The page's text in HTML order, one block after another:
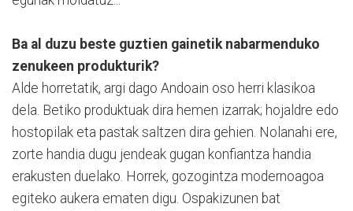
Ba al duzu beste guztien gainetik nabarmenduko
zenukeen produkturik?
Alde horretatik, argi dago Andoain oso herri klasikoa
dela. Betiko produktuak dira hemen izarrak; hojaldre edo
hostopilak eta pastak saltzen dira gehien. Nolanahi ere,
zorte handia dugu jendeak gugan konfiantza handia
erakusten duelako. Horrek, gozogintza modernoagoa
egiteko aukera ematen digu. Ospakizunen bat